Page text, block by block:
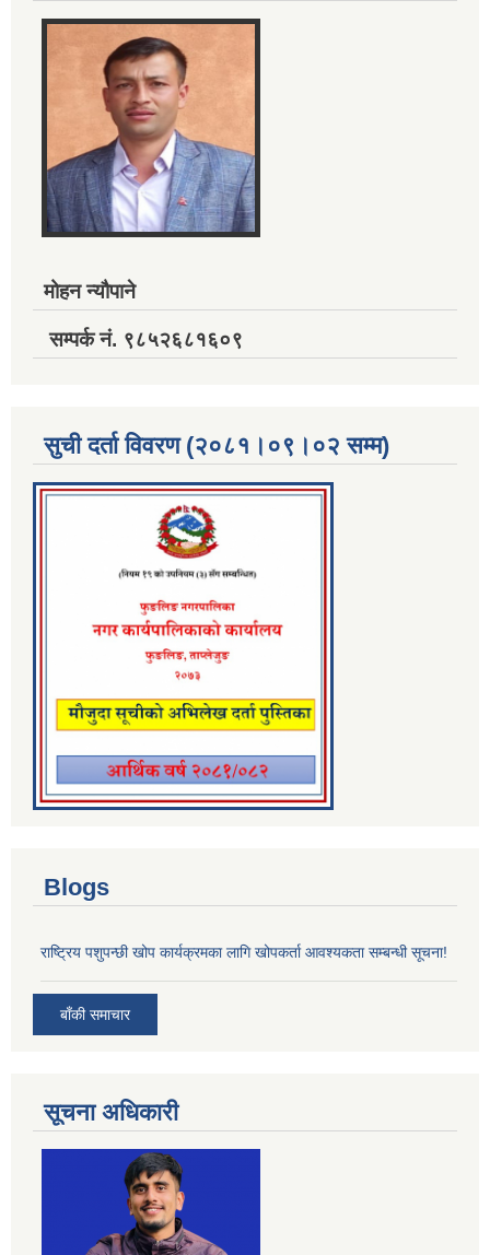
मोहन न्यौपाने
सम्पर्क नं. ९८५२६८१६०९
सुची दर्ता विवरण (२०८१।०९।०२ सम्म)
Blogs
राष्ट्रिय पशुपन्छी खोप कार्यक्रमका लागि खोपकर्ता आवश्यकता सम्बन्धी सूचना!
बाँकी समाचार
सूचना अधिकारी